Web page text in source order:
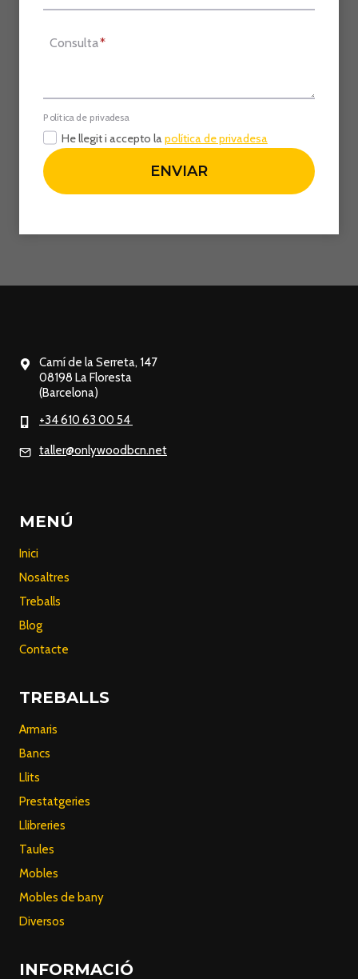
Consulta*
Política de privadesa
He llegit i accepto lapolítica de privadesa
ENVIAR
Camí de la Serreta, 147
08198 La Floresta
(Barcelona)
+34 610 63 00 54
taller@onlywoodbcn.net
MENÚ
Inici
Nosaltres
Treballs
Blog
Contacte
TREBALLS
Armaris
Bancs
Llits
Prestatgeries
Llibreries
Taules
Mobles
Mobles de bany
Diversos
INFORMACIÓ